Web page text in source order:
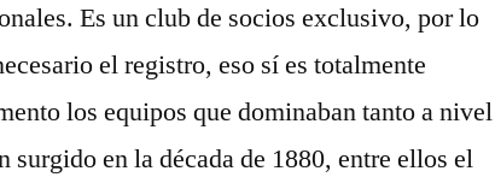
Es un club de socios exclusivo, por lo
el registro, eso sí es totalmente
los equipos que dominaban tanto a nivel
surgido en la década de 1880, entre ellos el